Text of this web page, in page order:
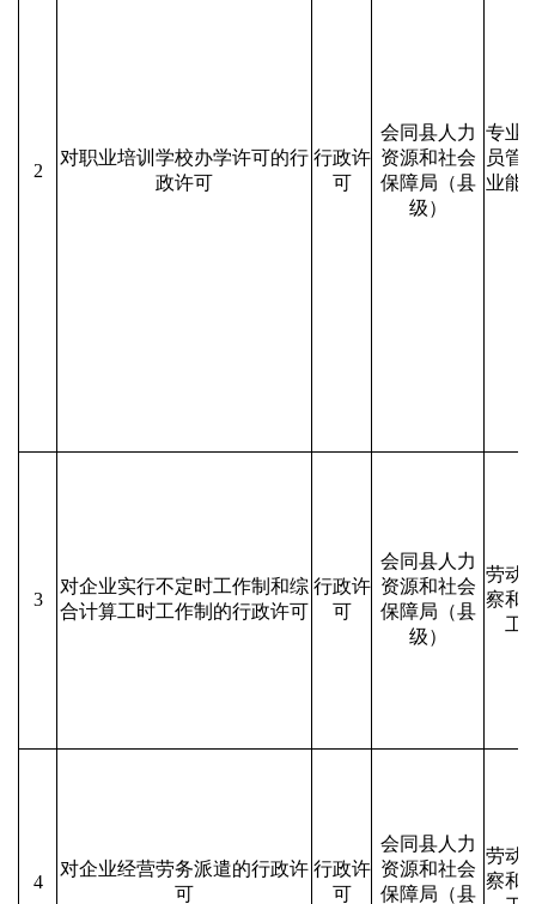
2
对职业培训学校办学许可的行
政许可
行政许
可
会同县人力
资源和社会
保障局（县
级）
专业
员管
业能
3
对企业实行不定时工作制和综
合计算工时工作制的行政许可
行政许
可
会同县人力
资源和社会
保障局（县
级）
劳动
察和
工
4
对企业经营劳务派遣的行政许
可
行政许
可
会同县人力
资源和社会
保障局（县
劳动
察和